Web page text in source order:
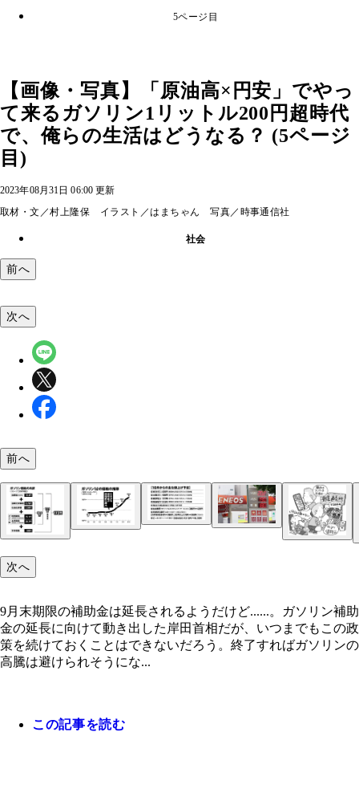
5ページ目
【画像・写真】「原油高×円安」でやっ
て来るガソリン1リットル200円超時代
で、俺らの生活はどうなる？ (5ページ
目)
2023年08月31日 06:00 更新
取材・文／村上隆保 イラスト／はまちゃん 写真／時事通信社
社会
前へ
9月末期限の補助金は延長されるようだけど……。
次へ
前へ
次へ
9月末期限の補助金は延長されるようだけど......。ガソリン補助
金の延長に向けて動き出した岸田首相だが、いつまでもこの政
策を続けておくことはできないだろう。終了すればガソリンの
高騰は避けられそうにな...
この記事を読む